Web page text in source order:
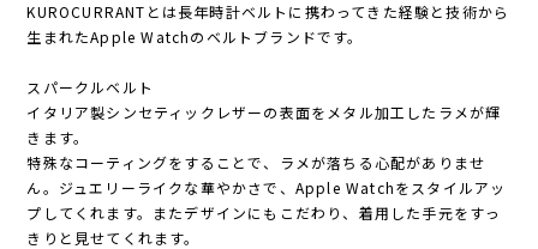
KUROCURRANTとは長年時計ベルトに携わってきた経験と技術から
生まれたApple Watchのベルトブランドです。
スパークルベルト
イタリア製シンセティックレザーの表面をメタル加工したラメが輝
きます。
特殊なコーティングをすることで、ラメが落ちる心配がありませ
ん。ジュエリーライクな華やかさで、Apple Watchをスタイルアッ
プしてくれます。またデザインにもこだわり、着用した手元をすっ
きりと見せてくれます。